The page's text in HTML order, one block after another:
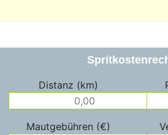
Distanz (km)
Mautgebühren (€)